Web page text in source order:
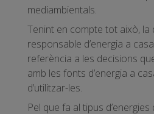
mediambientals.
Tenint en compte tot això, la
responsable d’energia a
referència a les decisions
amb les fonts d’energia a
d’utilitzar-les.
Pel que fa al tipus